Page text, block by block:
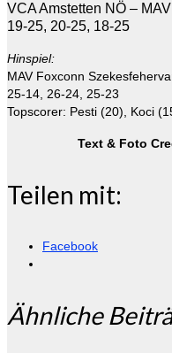
VCA Amstetten NÖ –
19-25, 20-25, 18-25
Hinspiel:
MAV Foxconn
25-14, 26-24, 25-23
Topscorer: Pesti (20), Koci
Text & Foto
Teilen mit:
Facebook
Ähnliche